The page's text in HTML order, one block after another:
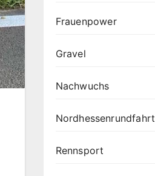
Frauenpower
Gravel
Nachwuchs
Nordhessenrundfahrt
Rennsport